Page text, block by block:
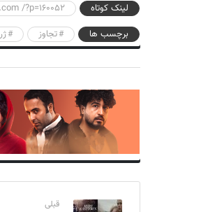
لینک کوتاه
/?p=160052
برچسب ها
تجاوز
قبلی